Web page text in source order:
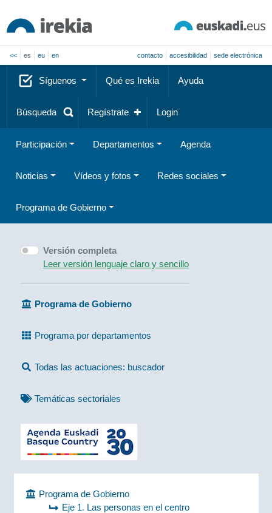
<< es eu en contacto accesibilidad sede electrónica
Síguenos Qué es Irekia Ayuda
Búsqueda Regístrate Login
Participación Departamentos Agenda
Noticias Vídeos y fotos Redes sociales
Programa de Gobierno
Versión completa
Leer versión lenguaje claro y sencillo
Programa de Gobierno
Programa por departamentos
Todas las actuaciones: buscador
Temáticas sectoriales
Programa de Gobierno
Eje 1. Las personas en el centro